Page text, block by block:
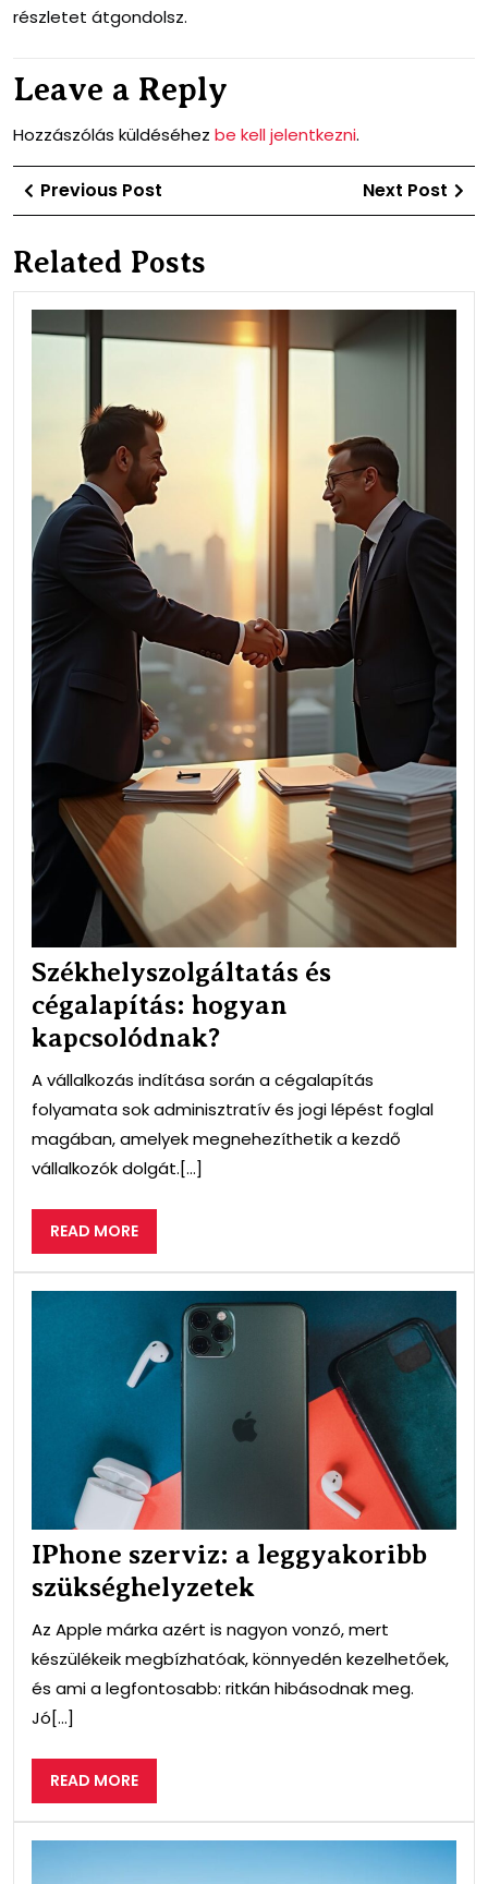
részletet átgondolsz.
Leave a Reply
Hozzászólás küldéséhez be kell jelentkezni.
Bejegyzés
navigáció
Previous Post
Post
Next Post
Related Posts
Székhelyszolgáltatás és
cégalapítás: hogyan
kapcsolódnak?
A vállalkozás indítása során a cégalapítás
folyamata sok adminisztratív és jogi lépést foglal
magában, amelyek megnehezíthetik a kezdő
vállalkozók dolgát.[...]
READ MOREREAD
MORE
IPhone szerviz: a leggyakoribb
szükséghelyzetek
Az Apple márka azért is nagyon vonzó, mert
készülékeik megbízhatóak, könnyedén kezelhetőek,
és ami a legfontosabb: ritkán hibásodnak meg.
Jó[...]
READ MOREREAD
MORE